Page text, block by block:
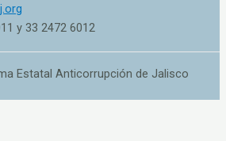
y 33 2472 6012
Estatal Anticorrupción de Jalisco